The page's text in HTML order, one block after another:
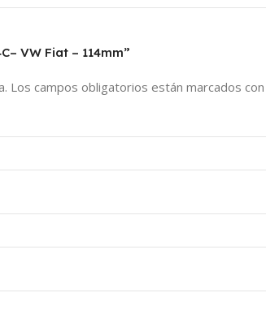
VW Fiat – 114mm”
Los campos obligatorios están marcados con